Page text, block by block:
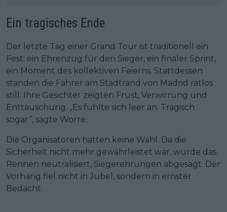
Ein tragisches Ende
Der letzte Tag einer Grand Tour ist traditionell ein
Fest: ein Ehrenzug für den Sieger, ein finaler Sprint,
ein Moment des kollektiven Feierns. Stattdessen
standen die Fahrer am Stadtrand von Madrid ratlos
still. Ihre Gesichter zeigten Frust, Verwirrung und
Enttäuschung. „Es fühlte sich leer an. Tragisch
sogar“, sagte Worre.
Die Organisatoren hatten keine Wahl. Da die
Sicherheit nicht mehr gewährleistet war, wurde das
Rennen neutralisiert, Siegerehrungen abgesagt. Der
Vorhang fiel nicht in Jubel, sondern in ernster
Bedacht.